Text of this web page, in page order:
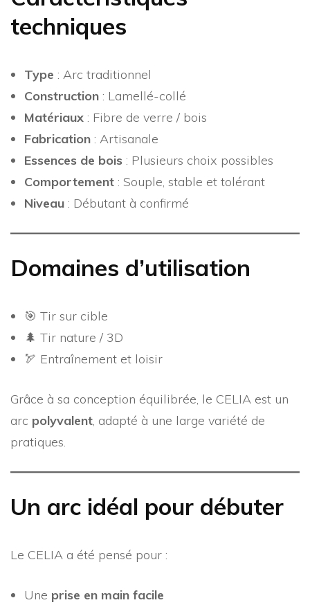
techniques
Type : Arc traditionnel
Construction : Lamellé-collé
Matériaux : Fibre de verre / bois
Fabrication : Artisanale
Essences de bois : Plusieurs choix possibles
Comportement : Souple, stable et tolérant
Niveau : Débutant à confirmé
Domaines d’utilisation
🎯 Tir sur cible
🌲 Tir nature / 3D
🏹 Entraînement et loisir
Grâce à sa conception équilibrée, le CELIA est un
arc polyvalent, adapté à une large variété de
pratiques.
Un arc idéal pour débuter
Le CELIA a été pensé pour :
Une prise en main facile